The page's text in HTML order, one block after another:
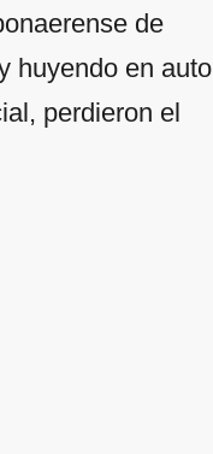
de
huyendo en auto
perdieron el